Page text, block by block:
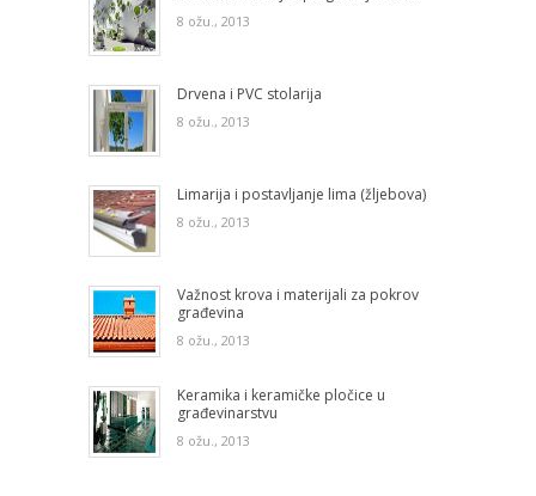
8 ožu., 2013
Drvena i PVC stolarija
8 ožu., 2013
Limarija i postavljanje lima (žljebova)
8 ožu., 2013
Važnost krova i materijali za pokrov
građevina
8 ožu., 2013
Keramika i keramičke pločice u
građevinarstvu
8 ožu., 2013